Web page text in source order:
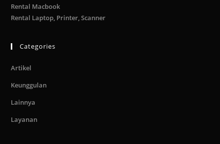
Rental Macbook
Rental Laptop, Printer, Scanner
Categories
Artikel
Keunggulan
Lainnya
Layanan